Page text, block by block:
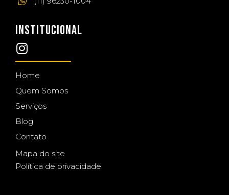
INSTITUCIONAL
Home
Quem Somos
Serviços
Blog
Contato
Mapa do site
Política de privacidade